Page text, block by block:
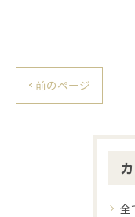
< 前のページ
全